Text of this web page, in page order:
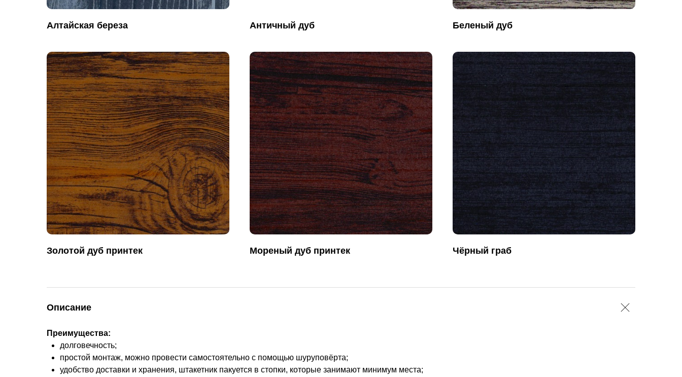
Алтайская береза Античный дуб Беленый дуб
Золотой дуб принтек Мореный дуб принтек Чёрный граб
Описание
Преимущества:
долговечность;
простой монтаж, можно провести самостоятельно с помощью шуруповёрта;
удобство доставки и хранения, штакетник пакуется в стопки, которые занимают минимум места;